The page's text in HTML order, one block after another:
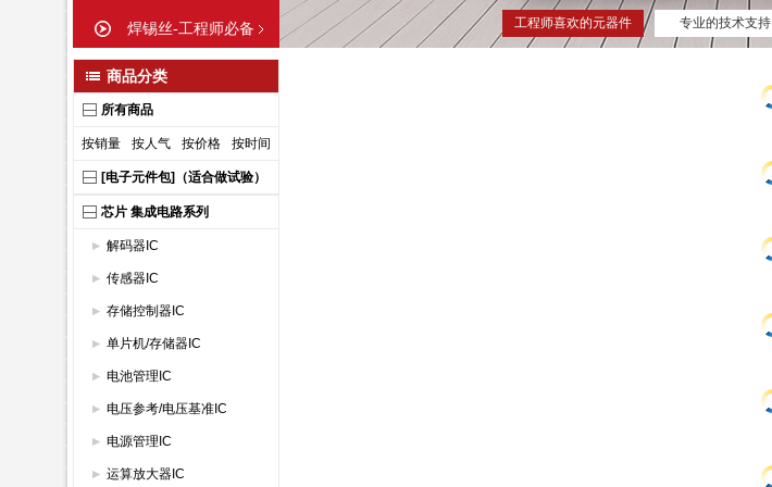
焊锡丝-工程师必备
工程师喜欢的元器件
网站
专业的技术支持
商品分类
所有商品
按销量 按人气 按价格 按时间
[电子元件包]（适合做试验）
芯片 集成电路系列
解码器IC
传感器IC
存储控制器IC
单片机/存储器IC
电池管理IC
电压参考/电压基准IC
电源管理IC
运算放大器IC